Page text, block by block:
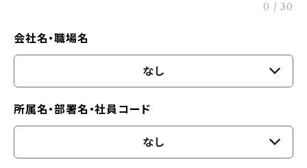
0 / 30
会社名・職場名
なし
所属名・部署名・社員コード
なし